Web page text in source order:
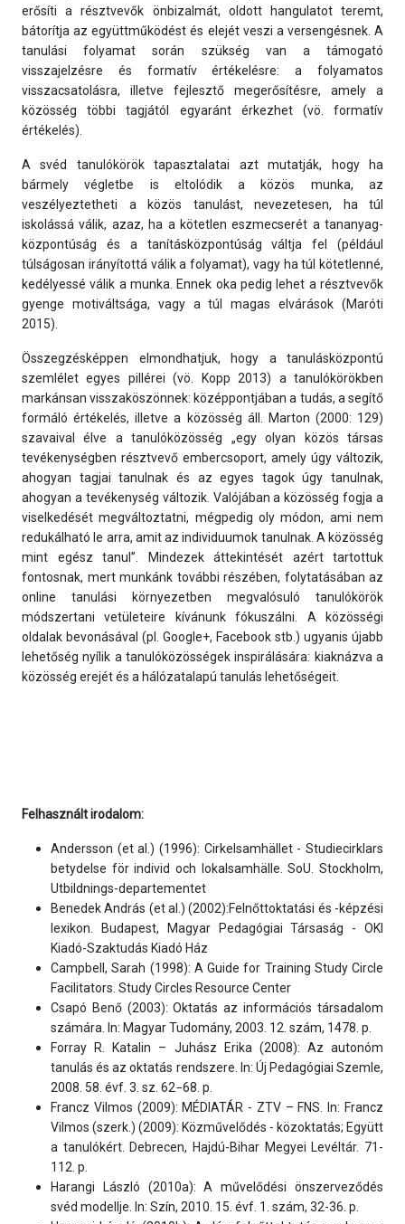
erősíti a résztvevők önbizalmát, oldott hangulatot teremt,
bátorítja az együttműködést és elejét veszi a versengésnek. A
tanulási folyamat során szükség van a támogató
visszajelzésre és formatív értékelésre: a folyamatos
visszacsatolásra, illetve fejlesztő megerősítésre, amely a
közösség többi tagjától egyaránt érkezhet (vö. formatív
értékelés).
A svéd tanulókörök tapasztalatai azt mutatják, hogy ha
bármely végletbe is eltolódik a közös munka, az
veszélyeztetheti a közös tanulást, nevezetesen, ha túl
iskolássá válik, azaz, ha a kötetlen eszmecserét a tananyag-
központúság és a tanításközpontúság váltja fel (például
túlságosan irányítottá válik a folyamat), vagy ha túl kötetlenné,
kedélyessé válik a munka. Ennek oka pedig lehet a résztvevők
gyenge motiváltsága, vagy a túl magas elvárások (Maróti
2015).
Összegzésképpen elmondhatjuk, hogy a tanulásközpontú
szemlélet egyes pillérei (vö. Kopp 2013) a tanulókörökben
markánsan visszaköszönnek: középpontjában a tudás, a segítő
formáló értékelés, illetve a közösség áll. Marton (2000: 129)
szavaival élve a tanulóközösség „egy olyan közös társas
tevékenységben résztvevő embercsoport, amely úgy változik,
ahogyan tagjai tanulnak és az egyes tagok úgy tanulnak,
ahogyan a tevékenység változik. Valójában a közösség fogja a
viselkedését megváltoztatni, mégpedig oly módon, ami nem
redukálható le arra, amit az individuumok tanulnak. A közösség
mint egész tanul”. Mindezek áttekintését azért tartottuk
fontosnak, mert munkánk további részében, folytatásában az
online tanulási környezetben megvalósuló tanulókörök
módszertani vetületeire kívánunk fókuszálni. A közösségi
oldalak bevonásával (pl. Google+, Facebook stb.) ugyanis újabb
lehetőség nyílik a tanulóközösségek inspirálására: kiaknázva a
közösség erejét és a hálózatalapú tanulás lehetőségeit.
Felhasznált irodalom:
Andersson (et al.) (1996): Cirkelsamhället - Studiecirklars
betydelse för individ och lokalsamhälle. SoU. Stockholm,
Utbildnings-departementet
Benedek András (et al.) (2002):Felnőttoktatási és -képzési
lexikon. Budapest, Magyar Pedagógiai Társaság - OKI
Kiadó-Szaktudás Kiadó Ház
Campbell, Sarah (1998): A Guide for Training Study Circle
Facilitators. Study Circles Resource Center
Csapó Benő (2003): Oktatás az információs társadalom
számára. In: Magyar Tudomány, 2003. 12. szám, 1478. p.
Forray R. Katalin – Juhász Erika (2008): Az autonóm
tanulás és az oktatás rendszere. In: Új Pedagógiai Szemle,
2008. 58. évf. 3. sz. 62−68. p.
Francz Vilmos (2009): MÉDIATÁR - ZTV – FNS. In: Francz
Vilmos (szerk.) (2009): Közművelődés - közoktatás; Együtt
a tanulókért. Debrecen, Hajdú-Bihar Megyei Levéltár. 71-
112. p.
Harangi László (2010a): A művelődési önszerveződés
svéd modellje. In: Szín, 2010. 15. évf. 1. szám, 32-36. p.